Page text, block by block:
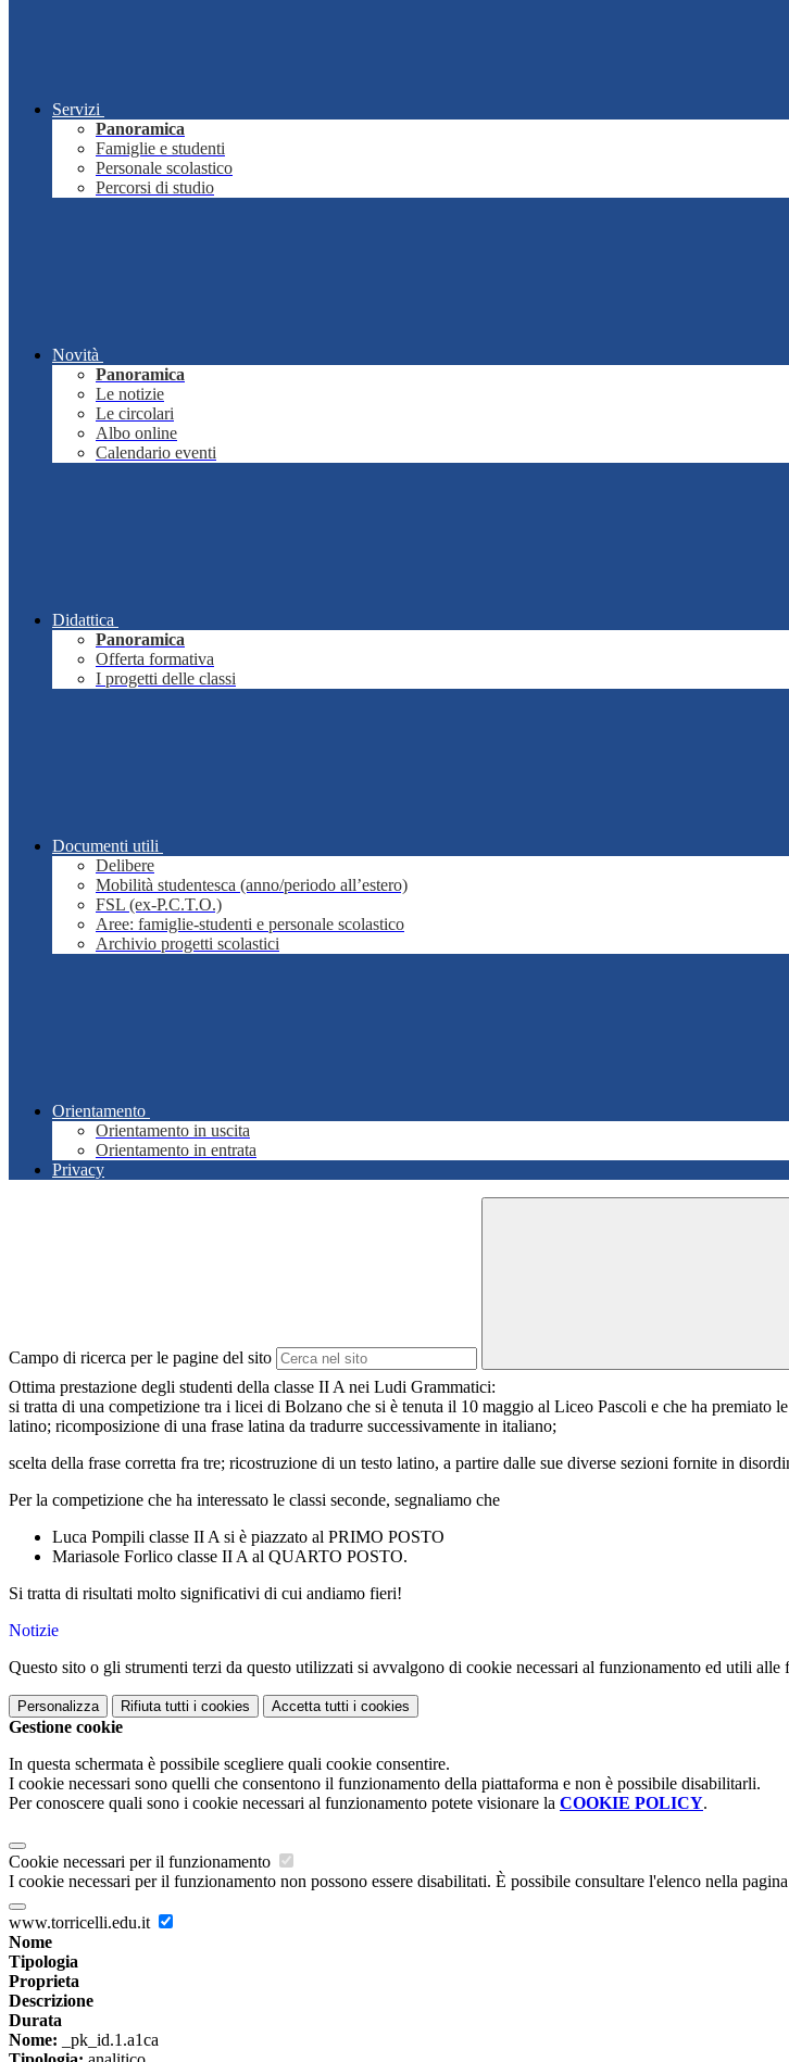
Servizi
Panoramica
Famiglie e studenti
Personale scolastico
Percorsi di studio
Novità
Panoramica
Le notizie
Le circolari
Albo online
Calendario eventi
Didattica
Panoramica
Offerta formativa
I progetti delle classi
Documenti utili
Delibere
Mobilità studentesca (anno/periodo all’estero)
FSL (ex-P.C.T.O.)
Aree: famiglie-studenti e personale scolastico
Archivio progetti scolastici
Orientamento
Orientamento in uscita
Orientamento in entrata
Privacy
Campo di ricerca per le pagine del sito
Ottima prestazione degli studenti della classe II A nei Ludi Grammatici:
si tratta di una competizione tra i licei di Bolzano che si è tenuta il 10 maggio al Liceo Pascoli e che ha premiato
latino; ricomposizione di una frase latina da tradurre successivamente in italiano;
scelta della frase corretta fra tre; ricostruzione di un testo latino, a partire dalle sue diverse sezioni fornite in
Per la competizione che ha interessato le classi seconde, segnaliamo che
Luca Pompili classe II A si è piazzato al PRIMO POSTO
Mariasole Forlico classe II A al QUARTO POSTO.
Si tratta di risultati molto significativi di cui andiamo fieri!
Notizie
Questo sito o gli strumenti terzi da questo utilizzati si avvalgono di cookie necessari al funzionamento ed utili alle
Personalizza Rifiuta tutti i cookies Accetta tutti i cookies
Gestione cookie
In questa schermata è possibile scegliere quali cookie consentire.
I cookie necessari sono quelli che consentono il funzionamento della piattaforma e non è possibile disabilitarli.
Per conoscere quali sono i cookie necessari al funzionamento potete visionare la COOKIE POLICY.
Cookie necessari per il funzionamento
I cookie necessari per il funzionamento non possono essere disabilitati. È possibile consultare l'elenco nella
www.torricelli.edu.it
Nome
Tipologia
Proprieta
Descrizione
Durata
Nome: _pk_id.1.a1ca